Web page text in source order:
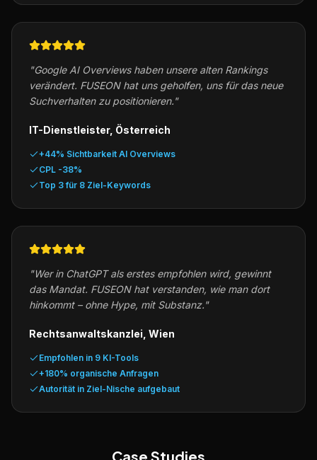
"Google AI Overviews haben unsere alten Rankings
verändert. FUSEON hat uns geholfen, uns für das neue
Suchverhalten zu positionieren."
IT-Dienstleister, Österreich
+44% Sichtbarkeit AI Overviews
CPL -38%
Top 3 für 8 Ziel-Keywords
"Wer in ChatGPT als erstes empfohlen wird, gewinnt
das Mandat. FUSEON hat verstanden, wie man dort
hinkommt – ohne Hype, mit Substanz."
Rechtsanwaltskanzlei, Wien
Empfohlen in 9 KI-Tools
+180% organische Anfragen
Autorität in Ziel-Nische aufgebaut
Case Studies